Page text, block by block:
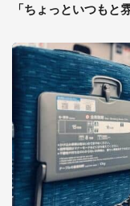
「ちょっといつもと